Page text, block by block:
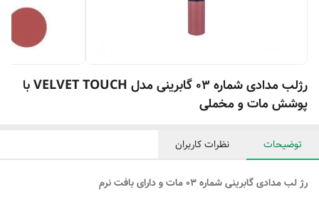
رژلب مدادی شماره 03 گابرینی مدل VELVET TOUCH با
پوشش مات و مخملی
توضیحات نظرات کاربران
رژ لب مدادی گابرینی شماره 03 مات و دارای بافت نرم